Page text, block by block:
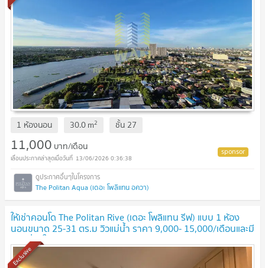
1 ห้องนอน 30.0m2 ชั้น 27
11,000 บาท/เดือน
13/06/2026 0:36:38
The Politan Aqua (เดอะ โพลิแทน อควา)
ให้เช่าคอนโด The Politan Rive (เดอะ โพลิแทน รีฟ) แบบ 1 ห้อง
นอนขนาด 25-31 ตร.ม วิวแม่น้ำ ราคา 9,000- 15,000/เดือนและมี
ห้องอื่นๆให้เลือกอีกมากมาย
Exclusive